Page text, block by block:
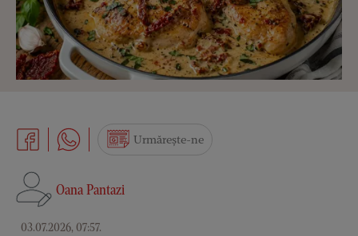
Oana Pantazi
03.07.2026, 07:57.
Urmărește-ne